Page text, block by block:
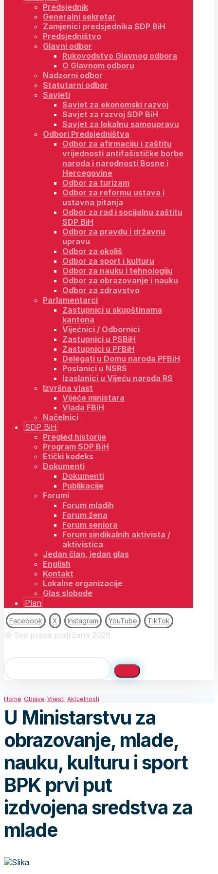
Predsjednik
Generalni sekretar
Zamjenici predsjednika SDP BiH
Predsjedništvo
Glavni odbor
Rukovodstvo Glavnog odbora
O Glavnom odboru
Nadzorni odbor
Statutarni odbor
Savjeti
Savjet za ekonomski razvoj
Savjet za razvoj SDP BiH
Savjet za lokalnu samoupravu
Odbori Predsjedništva
Odbor za afirmaciju i zaštitu
vrijednosti antifašističke borbe
naroda i narodnosti Bosne i
Hercegovine
Odbor za turizam
Odbor za reformu ustava i
ustavna pitanja
Odbor za rad i socijalnu zaštitu
SDP BiH
Odbor za pravdu i državnu
upravu
Odbor za okoliš
Odbor za sport i kulturu
Odbor za nauku i tehnologiju
Odbor za obrazovanje i nauku
Odbor za zdravstvo
Parlamentarci
Zastupnici u skupštinama
kantona
Vijećnici / Odbornici
Zastupnici u PSBiH
Zastupnici u PFBiH
Delegati u Domu naroda PFBiH
Poslanici u NSRS
Izaslanici u Vijeću naroda RS
Izvršna vlast
Vijeće ministara
Vlada FBiH
Načelnici
SDP BiH
Pregled historije
Program SDP BiH
Etički kodeks
Dokumenti
Dokumenti
Publikacije
Forumi
Forum mladih
Forum žena
Forum seniora
Forum sindikalnih aktivista /
aktivistica
Jedan član, jedan glas
English
Kontakt
Lokalne organizacije
Glas slobode
Plan
Facebook X Instagram YouTube TikTok
© Sva prava pridržana 2026
Home Objave Vijesti Aktuelnosti
U Ministarstvu za
obrazovanje, mlade,
nauku, kulturu i sport
BPK prvi put
izdvojena sredstva za
mlade